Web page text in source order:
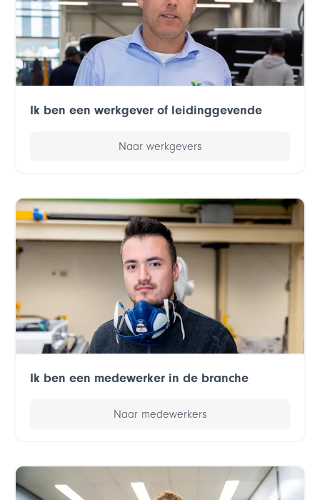
Ik ben een werkgever of leidinggevende
Naar werkgevers
Ik ben een medewerker in de branche
Naar medewerkers